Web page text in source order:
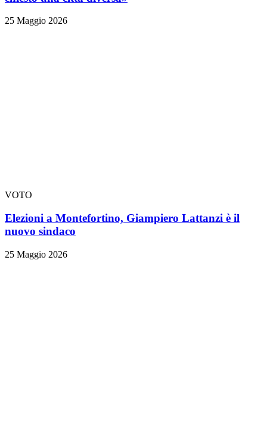
25 Maggio 2026
VOTO
Elezioni a Montefortino, Giampiero Lattanzi è il
nuovo sindaco
25 Maggio 2026